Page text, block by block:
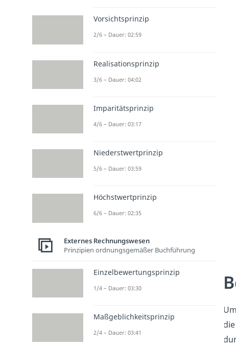
Vorsichtsprinzip
2/6 – Dauer: 02:59
Realisationsprinzip
3/6 – Dauer: 04:02
Imparitätsprinzip
4/6 – Dauer: 03:17
Niederstwertprinzip
5/6 – Dauer: 03:59
Höchstwertprinzip
6/6 – Dauer: 02:35
Externes Rechnungswesen
Prinzipien ordnungsgemäßer Buchführung
Einzelbewertungsprinzip
1/4 – Dauer: 03:30
Maßgeblichkeitsprinzip
2/4 – Dauer: 03:41